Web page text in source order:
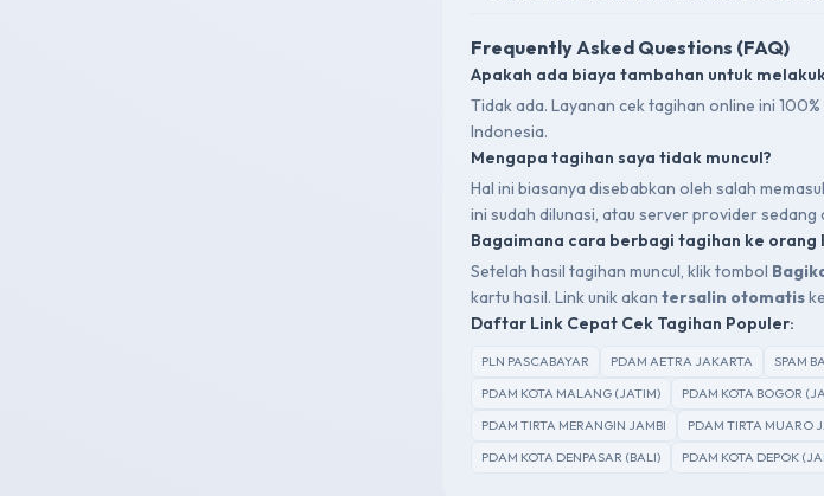
Frequently Asked Questions (FAQ)
Apakah ada biaya tambahan untuk
Tidak ada. Layanan cek tagihan online ini
Indonesia.
Mengapa tagihan saya tidak muncul?
Hal ini biasanya disebabkan oleh salah
ini sudah dilunasi, atau server provider
Bagaimana cara berbagi tagihan ke orang
Setelah hasil tagihan muncul, klik tombol
kartu hasil. Link unik akan tersalin otomatis
Daftar Link Cepat Cek Tagihan Populer:
PLN PASCABAYAR PDAM AETRA JAKARTA SPAM
PDAM KOTA MALANG (JATIM)
PDAM KOTA BOGOR
PDAM TIRTA MERANGIN JAMBI
PDAM TIRTA MUARO
PDAM KOTA DENPASAR (BALI)
PDAM KOTA DEPOK